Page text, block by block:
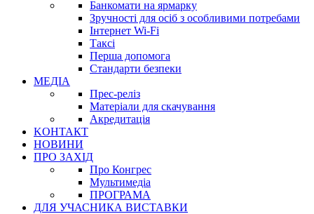
Банкомати на ярмарку
Зручності для осіб з особливими потребами
Інтернет Wi-Fi
Таксі
Перша допомога
Стандарти безпеки
МЕДІА
Прес-реліз
Матеріали для скачування
Акредитація
KОНТАКТ
НОВИНИ
ПРО ЗАХІД
Про Конгрес
Mультимедіа
ПРОГРАМА
ДЛЯ УЧАСНИКА ВИСТАВКИ